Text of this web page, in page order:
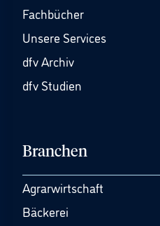
Fachbücher
Unsere Services
dfv Archiv
dfv Studien
Branchen
Agrarwirtschaft
Bäckerei